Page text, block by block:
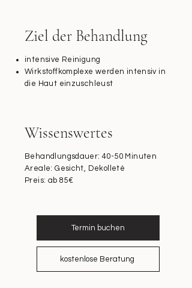
Ziel der Behandlung
intensive Reinigung
Wirkstoffkomplexe werden intensiv in
die Haut einzuschleust
Wissenswertes
Behandlungsdauer: 40-50 Minuten
Areale: Gesicht, Dekolleté
Preis: ab 85€
Termin buchen
kostenlose Beratung